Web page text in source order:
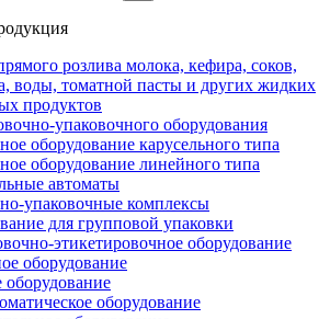
розлива молока, кефира, соков,
воды, томатной пасты и других жидких
продуктов
упаковочного оборудования
оборудование карусельного типа
оборудование линейного типа
автоматы
упаковочные комплексы
для групповой упаковки
этикетировочное оборудование
оборудование
оборудование